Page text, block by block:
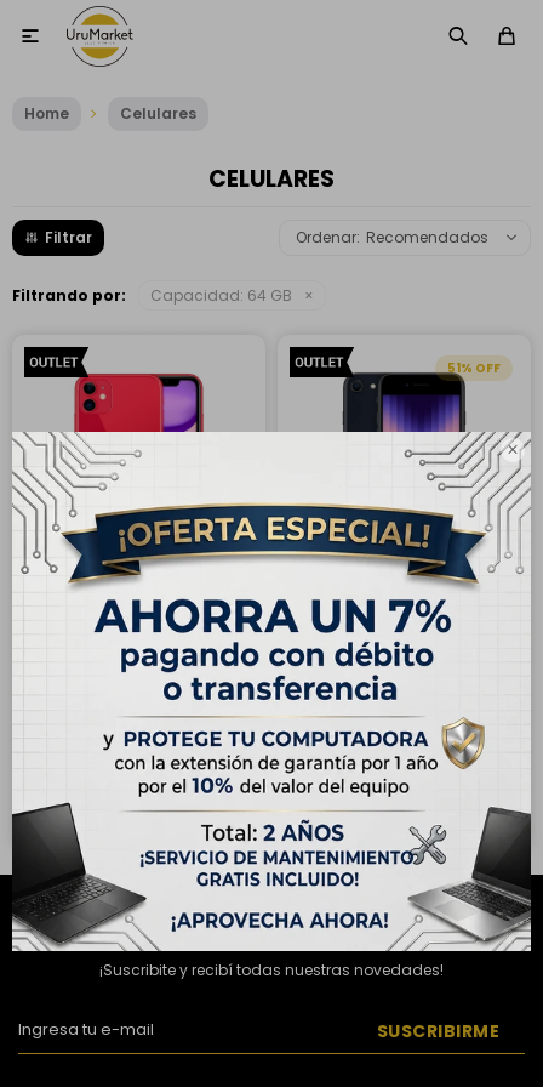


Home Celulares
CELULARES
Recomendados
Filtrando por: Capacidad: 64 GB
ENVÍO GRATIS
OUTLET - Apple iPhone 11
64GB - Rojo
275,00
Hasta en 12 cuotas de
USD 22.92
51
ENVÍO GRATIS
OUTLET - Apple iPhone SE
(3) Generación 64GB -
Medianoche
USD189,00 USD 389,00
Hasta en 12 cuotas de
USD 15.75
NEWSLETTER
¡Suscribite y recibí todas nuestras novedades!
SUSCRIBIRME